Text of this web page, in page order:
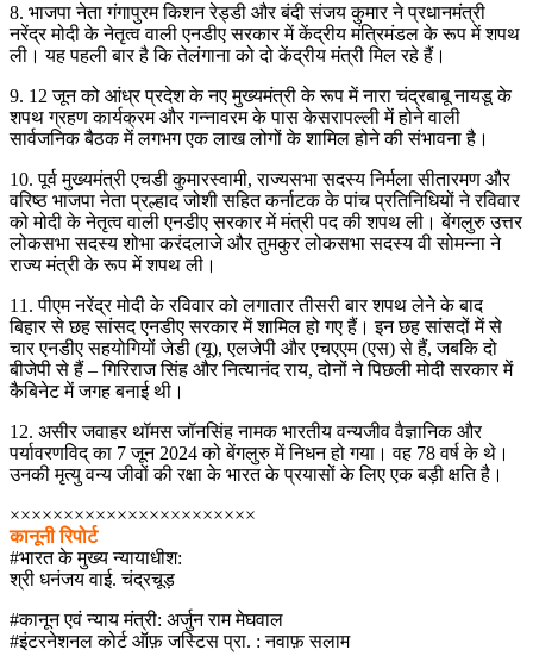
8. भाजपा नेता गंगापुरम किशन रेड्डी और बंदी संजय कुमार ने प्रधानमंत्री
नरेंद्र मोदी के नेतृत्व वाली एनडीए सरकार में केंद्रीय मंत्रिमंडल के रूप में शपथ
ली। यह पहली बार है कि तेलंगाना को दो केंद्रीय मंत्री मिल रहे हैं।
9. 12 जून को आंध्र प्रदेश के नए मुख्यमंत्री के रूप में नारा चंद्रबाबू नायडू के
शपथ ग्रहण कार्यक्रम और गन्नावरम के पास केसरापल्ली में होने वाली
सार्वजनिक बैठक में लगभग एक लाख लोगों के शामिल होने की संभावना है।
10. पूर्व मुख्यमंत्री एचडी कुमारस्वामी, राज्यसभा सदस्य निर्मला सीतारमण और
वरिष्ठ भाजपा नेता प्रल्हाद जोशी सहित कर्नाटक के पांच प्रतिनिधियों ने रविवार
को मोदी के नेतृत्व वाली एनडीए सरकार में मंत्री पद की शपथ ली। बेंगलुरु उत्तर
लोकसभा सदस्य शोभा करंदलाजे और तुमकुर लोकसभा सदस्य वी सोमन्ना ने
राज्य मंत्री के रूप में शपथ ली।
11. पीएम नरेंद्र मोदी के रविवार को लगातार तीसरी बार शपथ लेने के बाद
बिहार से छह सांसद एनडीए सरकार में शामिल हो गए हैं। इन छह सांसदों में से
चार एनडीए सहयोगियों जेडी (यू), एलजेपी और एचएएम (एस) से हैं, जबकि दो
बीजेपी से हैं – गिरिराज सिंह और नित्यानंद राय, दोनों ने पिछली मोदी सरकार में
कैबिनेट में जगह बनाई थी।
12. असीर जवाहर थॉमस जॉनसिंह नामक भारतीय वन्यजीव वैज्ञानिक और
पर्यावरणविद् का 7 जून 2024 को बेंगलुरु में निधन हो गया। वह 78 वर्ष के थे।
उनकी मृत्यु वन्य जीवों की रक्षा के भारत के प्रयासों के लिए एक बड़ी क्षति है।
×××××××××××××××××××××××
कानूनी रिपोर्ट
#भारत के मुख्य न्यायाधीश:
श्री धनंजय वाई. चंद्रचूड़
#कानून एवं न्याय मंत्री: अर्जुन राम मेघवाल
#इंटरनेशनल कोर्ट ऑफ़ जस्टिस प्रा. : नवाफ़ सलाम